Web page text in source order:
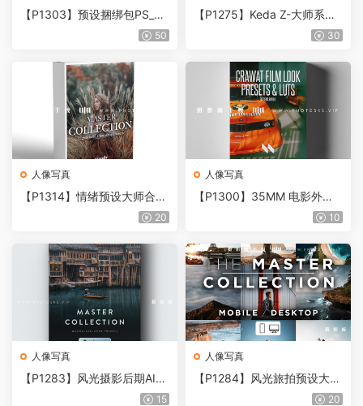
【P1303】预设捆绑包PS_LR
预设 手机LR预设Master Pres
50
【P1275】Keda Z-大师系列
PS\LR预设3.0全集 一键安装
resets 3.0 Full
30
人像写真
【P1314】情绪预设大师合集
20
人像写真
【P1300】35MM 电影外观P
S/LR预设+手机LR预设CRAW
ETS
10
人像写真
【P1283】风光摄影后期AI人
工智能PS/LR预设 Long Expl
15
人像写真
【P1284】风光旅拍预设大师
收藏合集 Zac Watson The M
20